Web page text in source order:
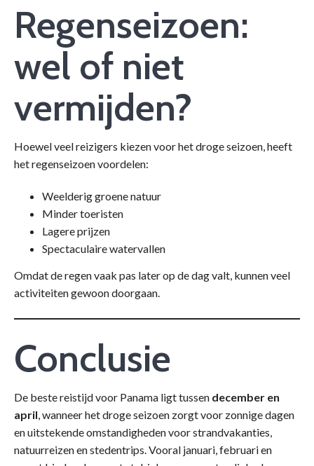
Regenseizoen:
wel of niet
vermijden?
Hoewel veel reizigers kiezen voor het droge seizoen, heeft
het regenseizoen voordelen:
Weelderig groene natuur
Minder toeristen
Lagere prijzen
Spectaculaire watervallen
Omdat de regen vaak pas later op de dag valt, kunnen veel
activiteiten gewoon doorgaan.
Conclusie
De beste reistijd voor Panama ligt tussen december en
april , wanneer het droge seizoen zorgt voor zonnige dagen
en uitstekende omstandigheden voor strandvakanties,
natuurreizen en stedentrips. Vooral januari, februari en